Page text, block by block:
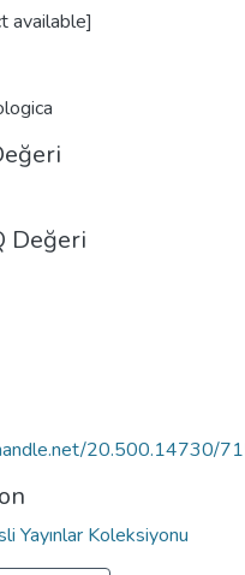
available]
Değeri
20.500.14730/
Yayınlar Koleksiyonu